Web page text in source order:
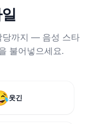
당까지 — 음성 스타
불어넣으세요.
웃긴